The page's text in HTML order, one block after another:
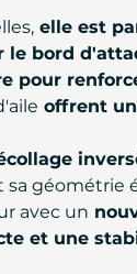
elle est
le bord
pour
offrent
sa géométrie
avec un
et une